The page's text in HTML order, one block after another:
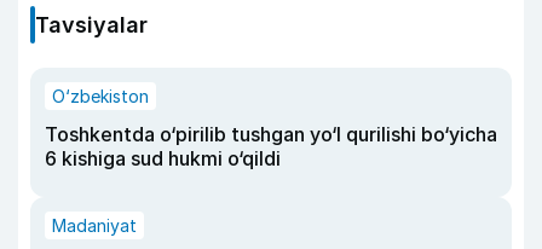
Tavsiyalar
O‘zbekiston
Toshkentda o‘pirilib tushgan yo‘l qurilishi bo‘yicha
6 kishiga sud hukmi o‘qildi
Madaniyat